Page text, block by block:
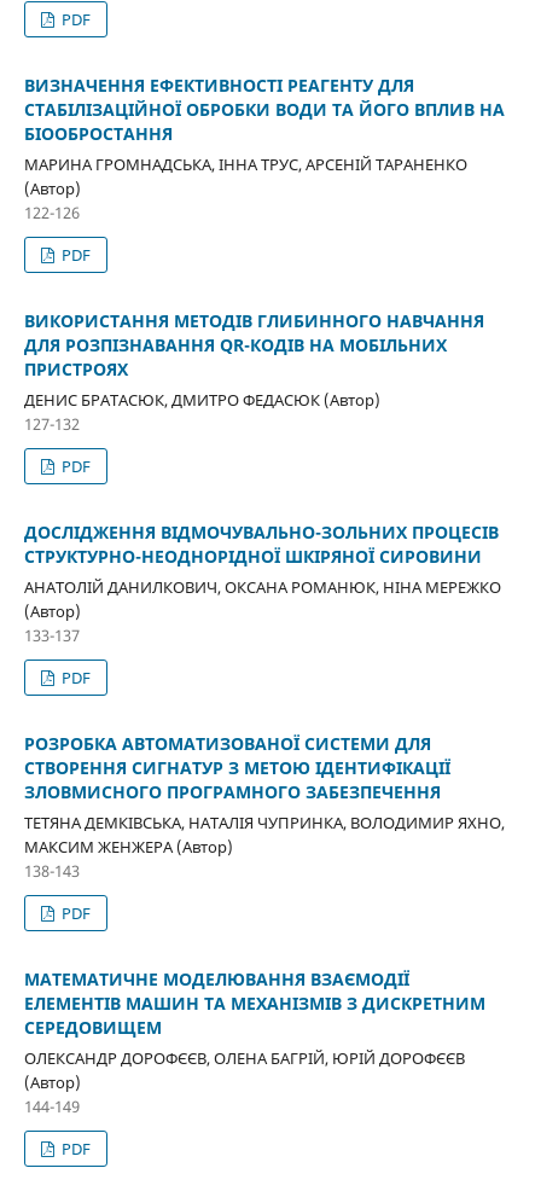
PDF
ВИЗНАЧЕННЯ ЕФЕКТИВНОСТІ РЕАГЕНТУ ДЛЯ
СТАБІЛІЗАЦІЙНОЇ ОБРОБКИ ВОДИ ТА ЙОГО ВПЛИВ НА
БІООБРОСТАННЯ
МАРИНА ГРОМНАДСЬКА, ІННА ТРУС, АРСЕНІЙ ТАРАНЕНКО
(Автор)
122-126
PDF
ВИКОРИСТАННЯ МЕТОДІВ ГЛИБИННОГО НАВЧАННЯ
ДЛЯ РОЗПІЗНАВАННЯ QR-КОДІВ НА МОБІЛЬНИХ
ПРИСТРОЯХ
ДЕНИС БРАТАСЮК, ДМИТРО ФЕДАСЮК (Автор)
127-132
PDF
ДОСЛІДЖЕННЯ ВІДМОЧУВАЛЬНО-ЗОЛЬНИХ ПРОЦЕСІВ
СТРУКТУРНО-НЕОДНОРІДНОЇ ШКІРЯНОЇ СИРОВИНИ
АНАТОЛІЙ ДАНИЛКОВИЧ, ОКСАНА РОМАНЮК, НІНА МЕРЕЖКО
(Автор)
133-137
PDF
РОЗРОБКА АВТОМАТИЗОВАНОЇ СИСТЕМИ ДЛЯ
СТВОРЕННЯ СИГНАТУР З МЕТОЮ ІДЕНТИФІКАЦІЇ
ЗЛОВМИСНОГО ПРОГРАМНОГО ЗАБЕЗПЕЧЕННЯ
ТЕТЯНА ДЕМКІВСЬКА, НАТАЛІЯ ЧУПРИНКА, ВОЛОДИМИР ЯХНО,
МАКСИМ ЖЕНЖЕРА (Автор)
138-143
PDF
МАТЕМАТИЧНЕ МОДЕЛЮВАННЯ ВЗАЄМОДІЇ
ЕЛЕМЕНТІВ МАШИН ТА МЕХАНІЗМІВ З ДИСКРЕТНИМ
СЕРЕДОВИЩЕМ
ОЛЕКСАНДР ДОРОФЄЄВ, ОЛЕНА БАГРІЙ, ЮРІЙ ДОРОФЄЄВ
(Автор)
144-149
PDF